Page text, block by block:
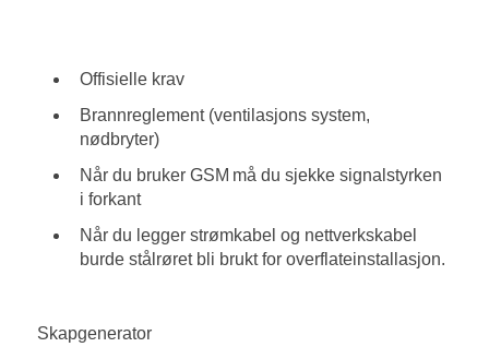
Offisielle krav
Brannreglement (ventilasjons system,
nødbryter)
Når du bruker GSM må du sjekke signalstyrken
i forkant
Når du legger strømkabel og nettverkskabel
burde stålrøret bli brukt for overflateinstallasjon.
Skapgenerator